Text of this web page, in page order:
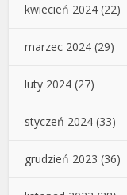
kwiecień 2024 (22)
marzec 2024 (29)
luty 2024 (27)
styczeń 2024 (33)
grudzień 2023 (36)